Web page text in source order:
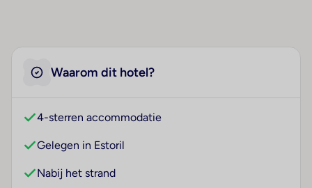
Waarom dit hotel?
4-sterren accommodatie
Gelegen in Estoril
Nabij het strand